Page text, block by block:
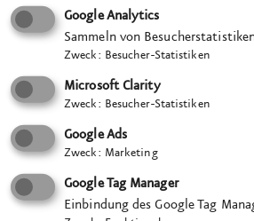
Zusammenarbeit mit der
musikalische Vielfalt Bietigheim-
und Camouflage repräsentieren
, diese
beharrliches Projektmanagement
Knöpfe Zugang zu
Song des jeweiligen
persönliche Bindung zu
Google Analytics
Sammeln von
Zweck: Besucher-Statistiken
Microsoft Clarity
Zweck: Besucher-Statistiken
Google Ads
Zweck: Marketing
Google Tag Manager
Einbindung des Google Tag